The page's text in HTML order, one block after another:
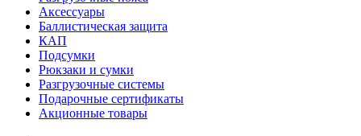
Аксессуары
Баллистическая защита
КАП
Подсумки
Рюкзаки и сумки
Разгрузочные системы
Подарочные сертификаты
Акционные товары